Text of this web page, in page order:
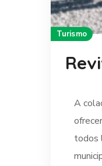
Turismo
A
todos